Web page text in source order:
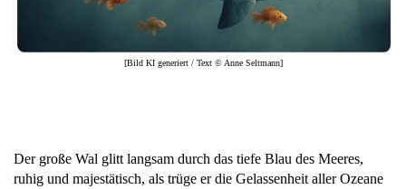
[Bild KI generiert / Text © Anne Seltmann]
Der große Wal glitt langsam durch das tiefe Blau des Meeres,
ruhig und majestätisch, als trüge er die Gelassenheit aller Ozeane